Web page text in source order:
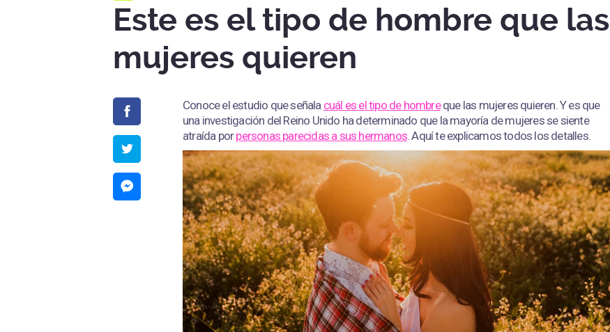
Este es el tipo de hombre que las
mujeres quieren
Conoce el estudio que señala cuál es el tipo de hombreque las mujeres quieren. Y es que
una investigación del Reino Unido ha determinado que la mayoría de mujeres se siente
atraída porpersonas parecidas a sus hermanos. Aquí te explicamos todos los detalles.